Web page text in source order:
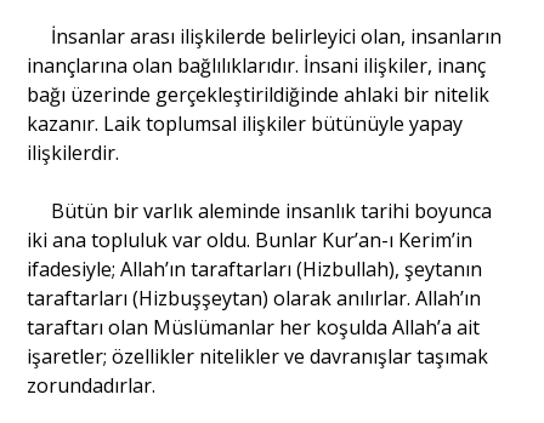
Yazı Dizisi
Portre
Eğitim
İnsanlar arası ilişkilerde belirleyici olan, insanların
inançlarına olan bağlılıklarıdır. İnsani ilişkiler, inanç
bağı üzerinde gerçekleştirildiğinde ahlaki bir nitelik
kazanır. Laik toplumsal ilişkiler bütünüyle yapay
ilişkilerdir.
Bütün bir varlık aleminde insanlık tarihi boyunca
iki ana topluluk var oldu. Bunlar Kur’an-ı Kerim’in
ifadesiyle; Allah’ın taraftarları (Hizbullah), şeytanın
taraftarları (Hizbuşşeytan) olarak anılırlar. Allah’ın
taraftarı olan Müslümanlar her koşulda Allah’a ait
işaretler; özellikler nitelikler ve davranışlar taşımak
zorundadırlar.